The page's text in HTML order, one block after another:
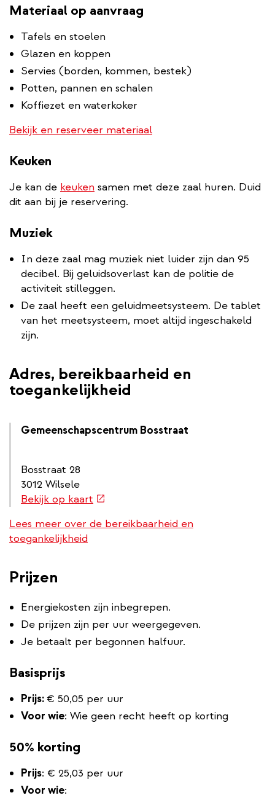
Materiaal op aanvraag
Tafels en stoelen
Glazen en koppen
Servies (borden, kommen, bestek)
Potten, pannen en schalen
Koffiezet en waterkoker
Bekijk en reserveer materiaal
Keuken
Je kan de keuken samen met deze zaal huren. Duid
dit aan bij je reservering.
Muziek
In deze zaal mag muziek niet luider zijn dan 95
decibel. Bij geluidsoverlast kan de politie de
activiteit stilleggen.
De zaal heeft een geluidmeetsysteem. De tablet
van het meetsysteem, moet altijd ingeschakeld
zijn.
Adres, bereikbaarheid en
toegankelijkheid
Gemeenschapscentrum Bosstraat
Bosstraat 28
3012 Wilsele
Bekijk op kaart (externe
Lees meer over de bereikbaarheid en
toegankelijkheid
Prijzen
Energiekosten zijn inbegrepen.
De prijzen zijn per uur weergegeven.
Je betaalt per begonnen halfuur.
Basisprijs
Prijs:€ 50,05 per uur
Voor wie: Wie geen recht heeft op korting
50% korting
Prijs: € 25,03 per uur
Voor wie: